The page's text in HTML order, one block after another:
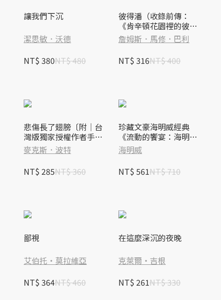
讓我們下沉
潔思敏．沃德
NT$ 380NT$ 480
彼得潘（收錄前傳：
《肯辛頓花園裡的彼得
潘》）
詹姆斯．馬修．巴利
NT$ 316NT$ 400
悲傷長了翅膀〔附｜台
灣版獨家授權作者手寫
問候印簽〕
麥克斯．波特
NT$ 285NT$ 360
珍藏文豪海明威經典
《流動的饗宴：海明威
巴黎回憶錄》＋《老人
與海》
海明威
NT$ 561NT$ 710
鄙視
艾伯托‧莫拉維亞
NT$ 364NT$ 460
在這麼深沉的夜晚
克萊爾‧吉根
NT$ 261NT$ 330